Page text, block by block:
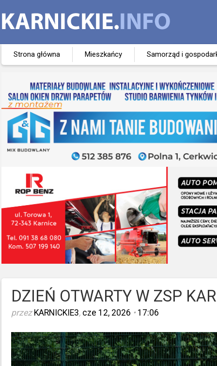
Strona główna Mieszkańcy Samorząd i
DZIEŃ OTWARTY W ZSP
przez KARNICKIE3, cze 12, 2026 • 17:06